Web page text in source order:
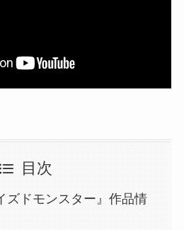
目次
ズドモンスター』作品情